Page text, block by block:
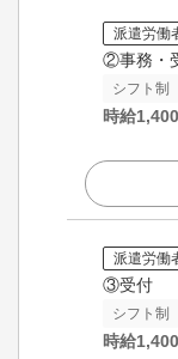
派遣労働
②事務・
シフト制
時給1,400
派遣労働
③受付
シフト制
時給1,400